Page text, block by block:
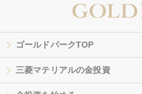
ゴールドパークTOP
三菱マテリアルの金投資